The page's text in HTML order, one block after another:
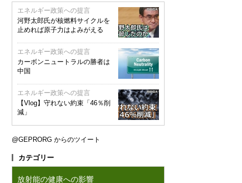
エネルギー政策への提言
河野太郎氏が核燃料サイクルを
止めれば原子力はよみがえる
エネルギー政策への提言
カーボンニュートラルの勝者は
中国
エネルギー政策への提言
【Vlog】守れない約束「46％削
減」
@GEPRORG からのツイート
カテゴリー
放射能の健康への影響